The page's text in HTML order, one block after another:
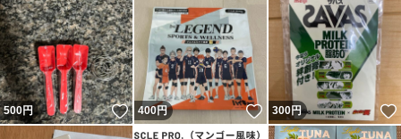
500円 いいね！
400円 いいね！
300円